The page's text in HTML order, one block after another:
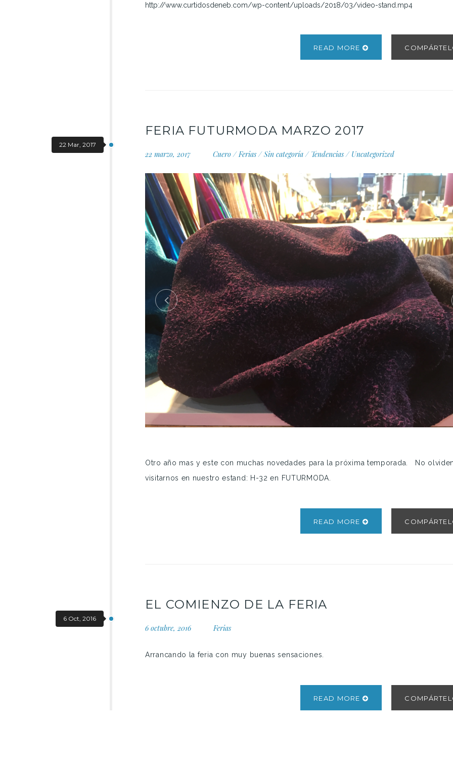
http://www.curtidosdeneb.com/wp-content/uploads/2018/03/video-stand.mp4
READ MORE
22 Mar, 2017
FERIA FUTURMODA MARZO 2017
22 marzo, 2017 Cuero / Ferias /Sin categoría / Tendencias / Uncategorized
Otro año mas y este con muchas novedades para la próxima temporada. No
visitarnos en nuestro estand: H-32 en FUTURMODA.
READ MORE
6 Oct, 2016
EL COMIENZO DE LA FERIA
6 octubre, 2016 Ferias
Arrancando la feria con muy buenas sensaciones.
READ MORE